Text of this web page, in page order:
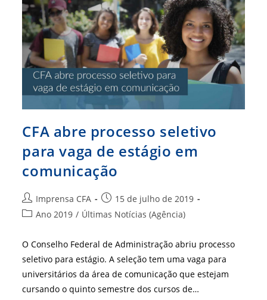
CFA abre processo seletivo
para vaga de estágio em
comunicação
Autor
do
Imprensa CFA
Post
publicado:
15 de julho de 2019
Categoria
post:
Ano 2019 / Últimas Notícias (Agência)
O Conselho Federal de Administração abriu processo
seletivo para estágio. A seleção tem uma vaga para
universitários da área de comunicação que estejam
cursando o quinto semestre dos cursos de…